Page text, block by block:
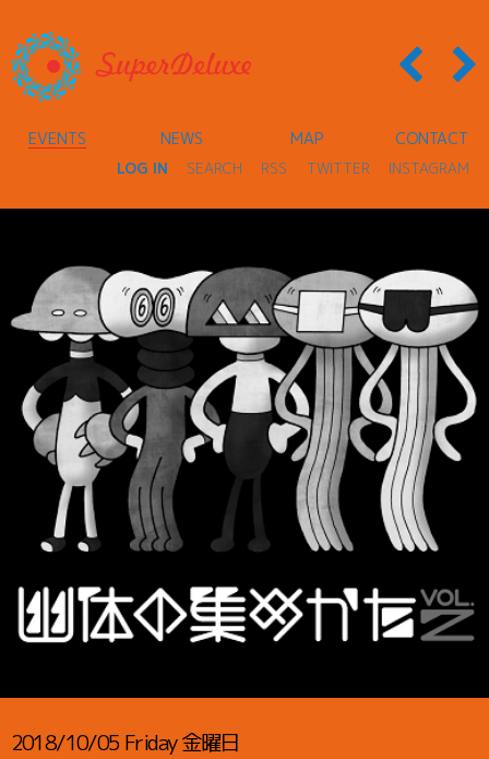
EVENTS NEWS MAP CONTACT
LOG IN SEARCH RSS TWITTER INSTAGRAM
2018/10/05 Friday金曜日